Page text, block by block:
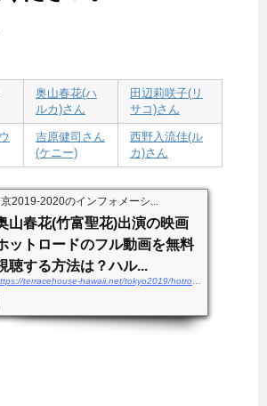
奥山春花(ハ
ルカ)さん
田辺莉咲子(リ
サコ)さん
吉原健司さん
(ケニー)
西野入流佳(ル
カ)さん
2019-2020のインフォメーシ...
山春花(竹富聖花)出演の映画
ットロードのフル動画を無料
聴する方法は？ハル...